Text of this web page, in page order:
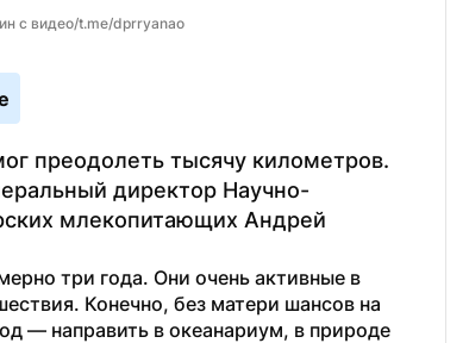
с видео/t.me/dprryanao
преодолеть тысячу километров.
директор Научно-
млекопитающих Андрей
три года. Они очень активные в
Конечно, без матери шансов на
— направить в океанариум, в природе